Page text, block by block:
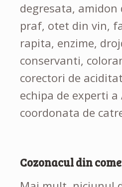
degresata,
praf, otet din vin,
rapita, enzime,
conservanti,
corectori de
echipa de experti
coordonata de
Cozonacul din